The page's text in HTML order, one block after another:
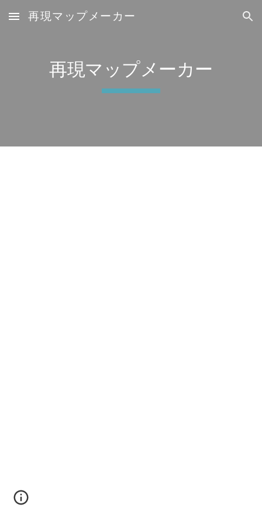
Skip to main content Skip to navigation
再現マップメーカー
再現マップメーカー